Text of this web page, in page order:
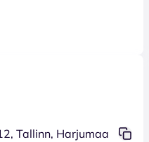
Tallinn, Harjumaa